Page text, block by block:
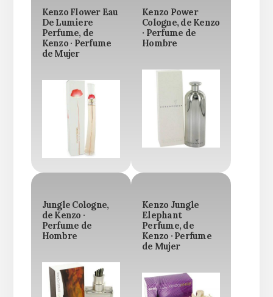
Kenzo Flower Eau
De Lumiere
Perfume, de
Kenzo · Perfume
de Mujer
Kenzo Power
Cologne, de Kenzo
· Perfume de
Hombre
Jungle Cologne,
de Kenzo ·
Perfume de
Hombre
Kenzo Jungle
Elephant
Perfume, de
Kenzo · Perfume
de Mujer